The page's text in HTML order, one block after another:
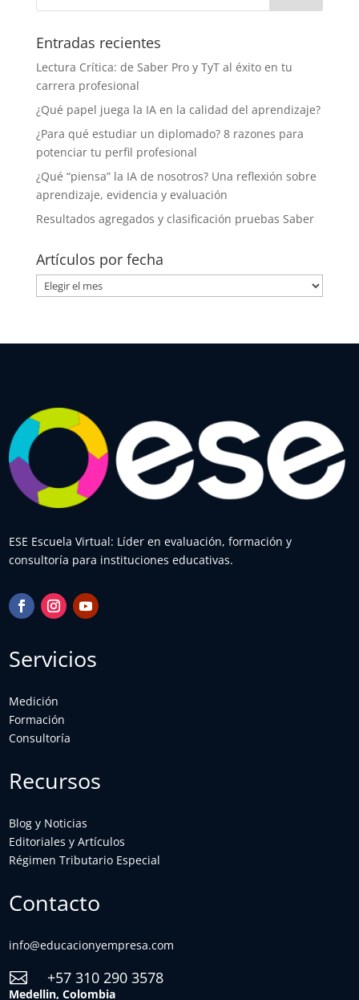
Entradas recientes
Lectura Crítica: de Saber Pro y TyT al éxito en tu
carrera profesional
¿Qué papel juega la IA en la calidad del aprendizaje?
¿Para qué estudiar un diplomado? 8 razones para
potenciar tu perfil profesional
¿Qué “piensa” la IA de nosotros? Una reflexión sobre
aprendizaje, evidencia y evaluación
Resultados agregados y clasificación pruebas Saber
Artículos por fecha
ESE Escuela Virtual: Líder en evaluación, formación y
consultoría para instituciones educativas.
Servicios
Medición
Formación
Consultoría
Recursos
Blog y Noticias
Editoriales y Artículos
Régimen Tributario Especial
Contacto
info@educacionyempresa.com
 +57 310 290 3578
Medellin, Colombia